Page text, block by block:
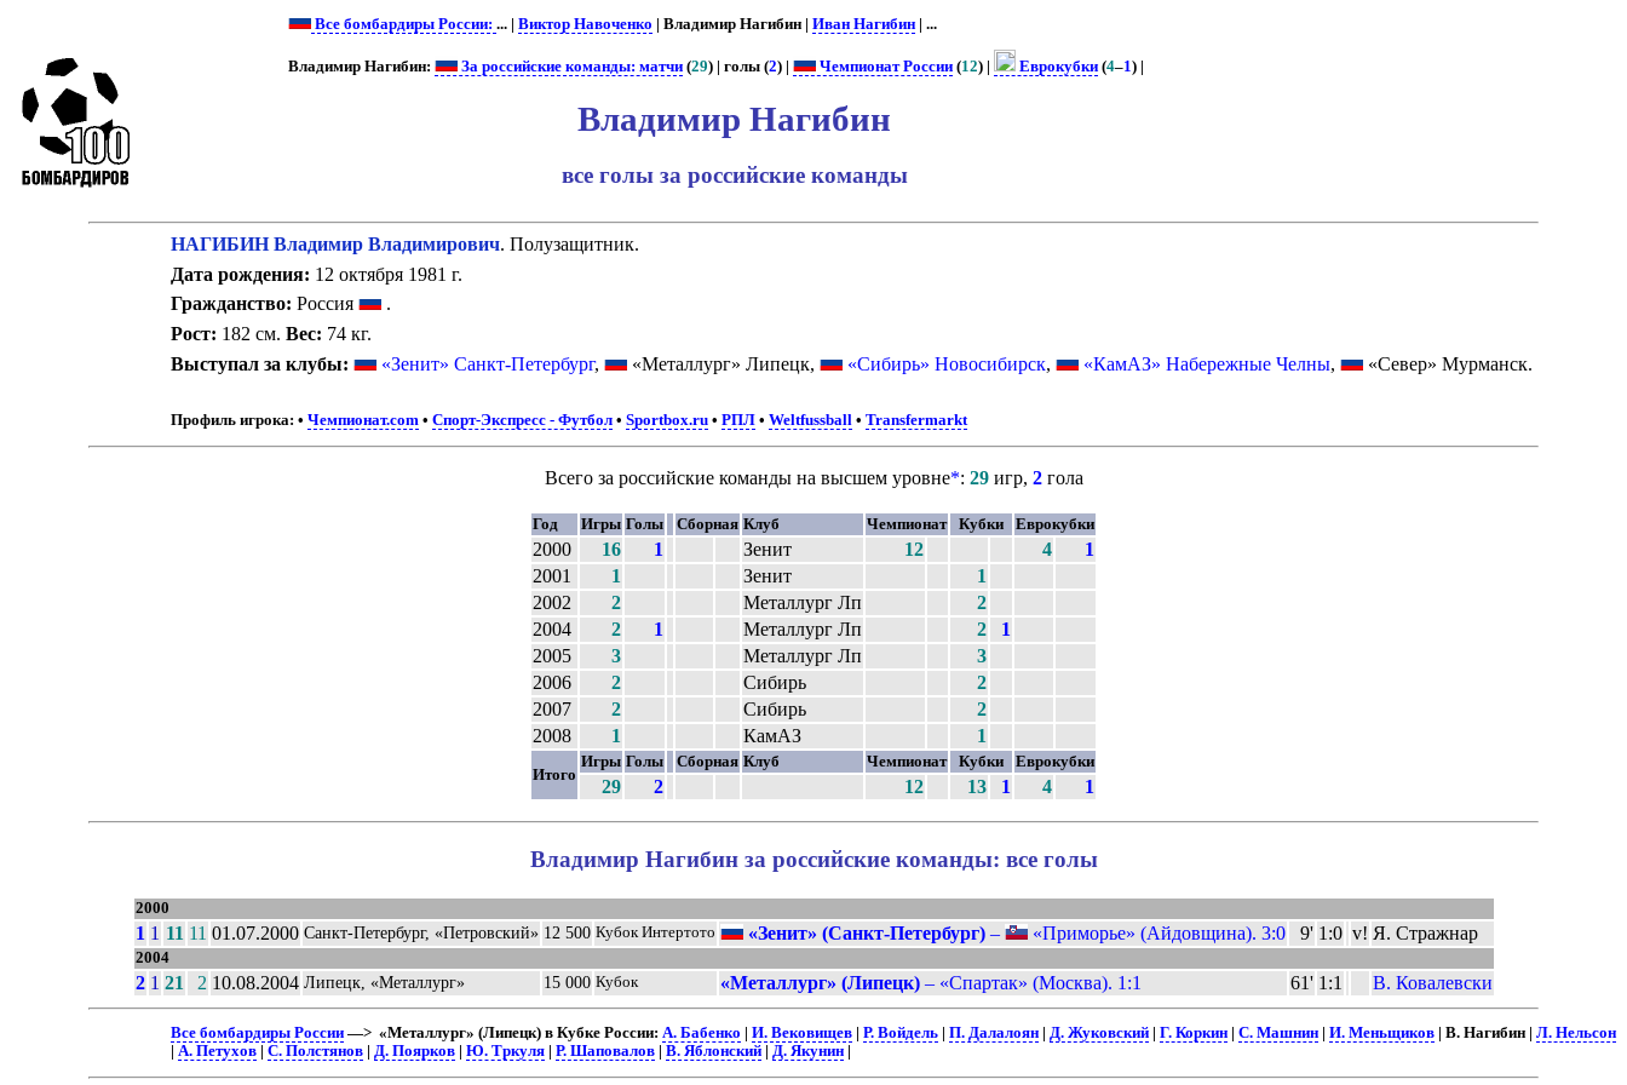
Все бомбардиры России:... |Виктор Навоченко | Владимир Нагибин |Иван Нагибин | ...
Владимир Нагибин: За российские команды: матчи (29) | голы (2) | Чемпионат России (12) | Еврокубки (4–1) |
Владимир Нагибин
все голы за российские команды
НАГИБИН Владимир Владимирович. Полузащитник.
Дата рождения: 12 октября 1981 г.
Гражданство: Россия
.
Рост: 182 см. Вес: 74 кг.
Выступал за клубы:
«Зенит» Санкт-Петербург, «Металлург» Липецк, «Сибирь» Новосибирск, «КамАЗ» Набережные Челны, «Север» Мурманск.
Профиль игрока: • Чемпионат.com• Спорт-Экспресс - Футбол• Sportbox.ru• РПЛ• Weltfussball• Transfermarkt
Всего за российские команды на высшем уровне*: 29игр, 2гола
Год Игры Голы Сборная Клуб Чемпионат Кубки Еврокубки
2000 16 1 Зенит 12 4
1
2001
1 Зенит
1
2002
2 Металлург Лп
2
2004
2 1 Металлург Лп 2
1
2005
3 Металлург Лп
3
2006
2 Сибирь
2
2007
2 Сибирь
2
2008
1 КамАЗ 1
Итого
Игры Голы Сборная Клуб Чемпионат Кубки Еврокубки
29 2 12 13 1 4 1
Владимир Нагибин за российские команды: все голы
2000
1 1 11 11 01.07.2000 Санкт-Петербург, «Петровский» 12 500 Кубок Интертото «Зенит» (Санкт-Петербург)– «Приморье» (Айдовщина). 3:0 9' 1:0 v! Я. Стражнар
2004
2 1 21 2 10.08.2004 Липецк, «Металлург» 15 000 Кубок «Металлург» (Липецк)– «Спартак» (Москва). 1:1 61' 1:1 В. Ковалевски
Все бомбардиры России—> «Металлург» (Липецк) в Кубке России: А. Бабенко И. Вековищев| Р. Войдель| П. Далалоян| Д. Жуковский| Г. Коркин| С. Машнин| И. Меньщиков| В. Нагибин | Л. Нельсон
А. Петухов| С. Полстянов| Д. Поярков| Ю. Тркуля| Р. Шаповалов| В. Яблонский| Д. Якунин|